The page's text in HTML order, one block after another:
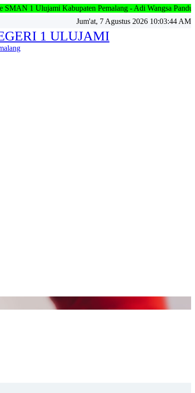
Pemalang - Adi Wangsa Pandu Wijaya -
Jum'at, 7 Agustus 2026 10:03:46 AM
1 ULUJAMI